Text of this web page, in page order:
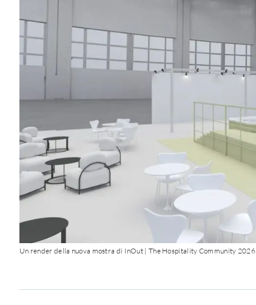
Un render della nuova mostra di InOut | The Hospitality Community 2026